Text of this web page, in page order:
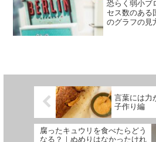
恐らく弱小ブ
セス数のある
のグラフの見
言葉には力
子作り編
腐ったキュウリを食べたらどう
なる？｜ぬめりはなかったけれ